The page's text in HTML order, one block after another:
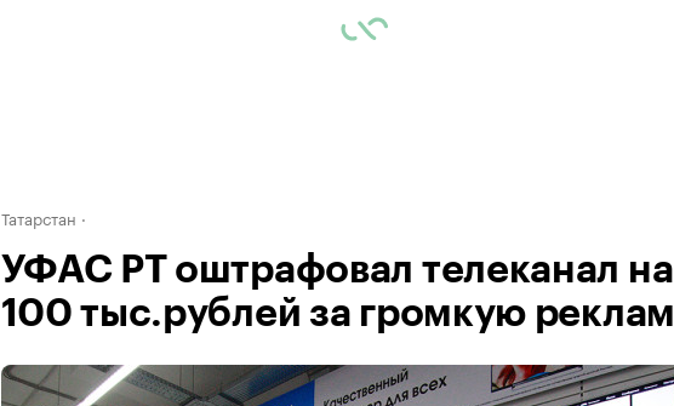
Татарстан
УФАС РТ оштрафовал телеканал на
100 тыс.рублей за громкую